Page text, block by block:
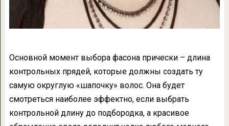
Основной момент выбора фасона прически – длина
контрольных прядей, которые должны создать ту
самую округлую «шапочку» волос. Она будет
смотреться наиболее эффектно, если выбрать
контрольной длину до подбородка, а красивое